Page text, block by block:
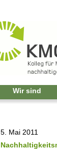
Wir sind
5. Mai 2011